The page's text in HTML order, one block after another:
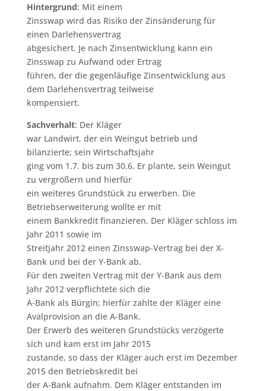
Hintergrund: Mit einem
Zinsswap wird das Risiko der Zinsänderung für
einen Darlehensvertrag
abgesichert. Je nach Zinsentwicklung kann ein
Zinsswap zu Aufwand oder Ertrag
führen, der die gegenläufige Zinsentwicklung aus
dem Darlehensvertrag teilweise
kompensiert.
Sachverhalt: Der Kläger
war Landwirt, der ein Weingut betrieb und
bilanzierte; sein Wirtschaftsjahr
ging vom 1.7. bis zum 30.6. Er plante, sein Weingut
zu vergrößern und hierfür
ein weiteres Grundstück zu erwerben. Die
Betriebserweiterung wollte er mit
einem Bankkredit finanzieren. Der Kläger schloss im
Jahr 2011 sowie im
Streitjahr 2012 einen Zinsswap-Vertrag bei der X-
Bank und bei der Y-Bank ab.
Für den zweiten Vertrag mit der Y-Bank aus dem
Jahr 2012 verpflichtete sich die
A-Bank als Bürgin; hierfür zahlte der Kläger eine
Avalprovision an die A-Bank.
Der Erwerb des weiteren Grundstücks verzögerte
sich und kam erst im Jahr 2015
zustande, so dass der Kläger auch erst im Dezember
2015 den Betriebskredit bei
der A-Bank aufnahm. Dem Kläger entstanden im